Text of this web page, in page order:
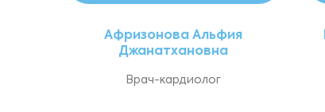
Афризонова Альфия
Джанатхановна
Врач-кардиолог